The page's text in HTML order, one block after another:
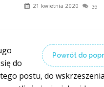
21 kwietnia 2020 35
Powrót do
do
postu, do